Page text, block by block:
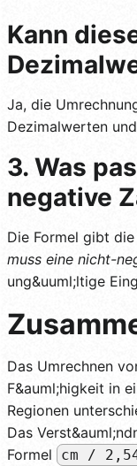
Kann
Ja, die
Dezimalwerten
3. Was
negative
Die Formel gibt
muss eine nicht-
ung&uuml;ltige
Das Umrechnen
F&auml;higkeit in
Regionen
Das
Formel
cm /